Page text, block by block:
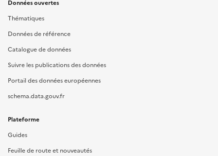
Données ouvertes
Thématiques
Données de référence
Catalogue de données
Suivre les publications des données
Portail des données européennes
schema.data.gouv.fr
Plateforme
Guides
Feuille de route et nouveautés